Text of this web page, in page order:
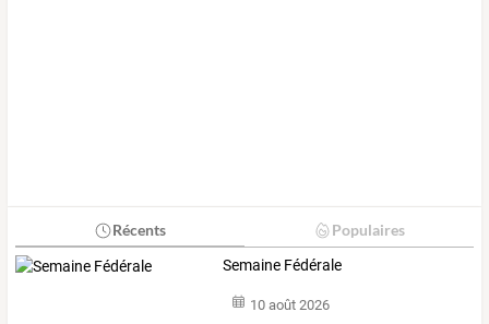
Récents Populaires
Semaine Fédérale
10 août 2026